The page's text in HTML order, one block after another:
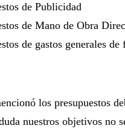
de Publicidad
de Mano de Obra
de gastos generales de
los presupuestos
nuestros objetivos no